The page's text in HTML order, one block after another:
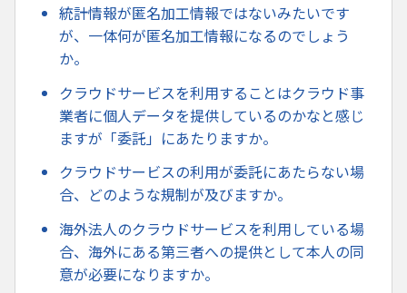
統計情報が匿名加工情報ではないみたいです
が、一体何が匿名加工情報になるのでしょう
か。
クラウドサービスを利用することはクラウド事
業者に個人データを提供しているのかなと感じ
ますが「委託」にあたりますか。
クラウドサービスの利用が委託にあたらない場
合、どのような規制が及びますか。
海外法人のクラウドサービスを利用している場
合、海外にある第三者への提供として本人の同
意が必要になりますか。